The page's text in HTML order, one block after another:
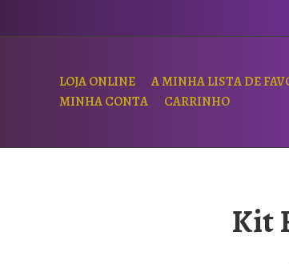
LOJA ONLINE A MINHA LISTA DE
MINHA CONTA
CARRINHO
Kit